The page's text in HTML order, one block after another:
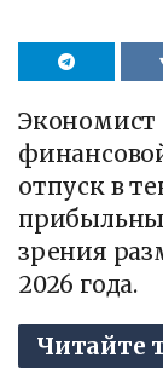
Экономист
отпуск в
зрения
2026 года.
Читайте